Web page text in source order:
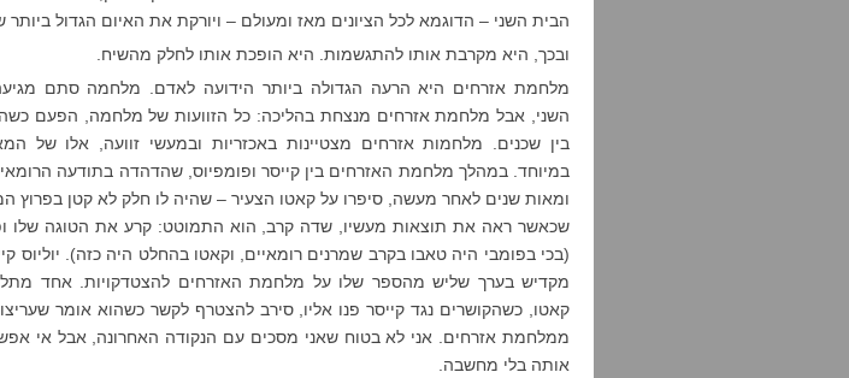
הבית השני – הדוגמא לכל הציונים מאז ומעולם – ויורקת את האיום הגדול
ובכך, היא מקרבת אותו להתגשמות. היא הופכת אותו לחלק מהשיח.
מלחמת אזרחים היא הרעה הגדולה ביותר הידועה לאדם. מלחמה סתם
השני, אבל מלחמת אזרחים מנצחת בהליכה: כל הזוועות של מלחמה, הפעם
במיוחד. במהלך מלחמת האזרחים בין קייסר ופומפיוס, שהדהדה בתודעה
ומאות שנים לאחר מעשה, סיפרו על קאטו הצעיר – שהיה לו חלק לא קטן בפרוץ
שכאשר ראה את תוצאות מעשיו, שדה קרב, הוא התמוטט: קרע את הטוגה שלו
(בכי בפומבי היה טאבו בקרב שמרנים רומאיים, וקאטו בהחלט היה כזה). יוליוס
מקדיש בערך שליש מהספר שלו על מלחמת האזרחים להצטדקויות. אחד
קאטו, כשהקושרים נגד קייסר פנו אליו, סירב להצטרף לקשר כשהוא אומר
ממלחמת אזרחים. אני לא בטוח שאני מסכים עם הנקודה האחרונה, אבל אי
אותה בלי מחשבה.